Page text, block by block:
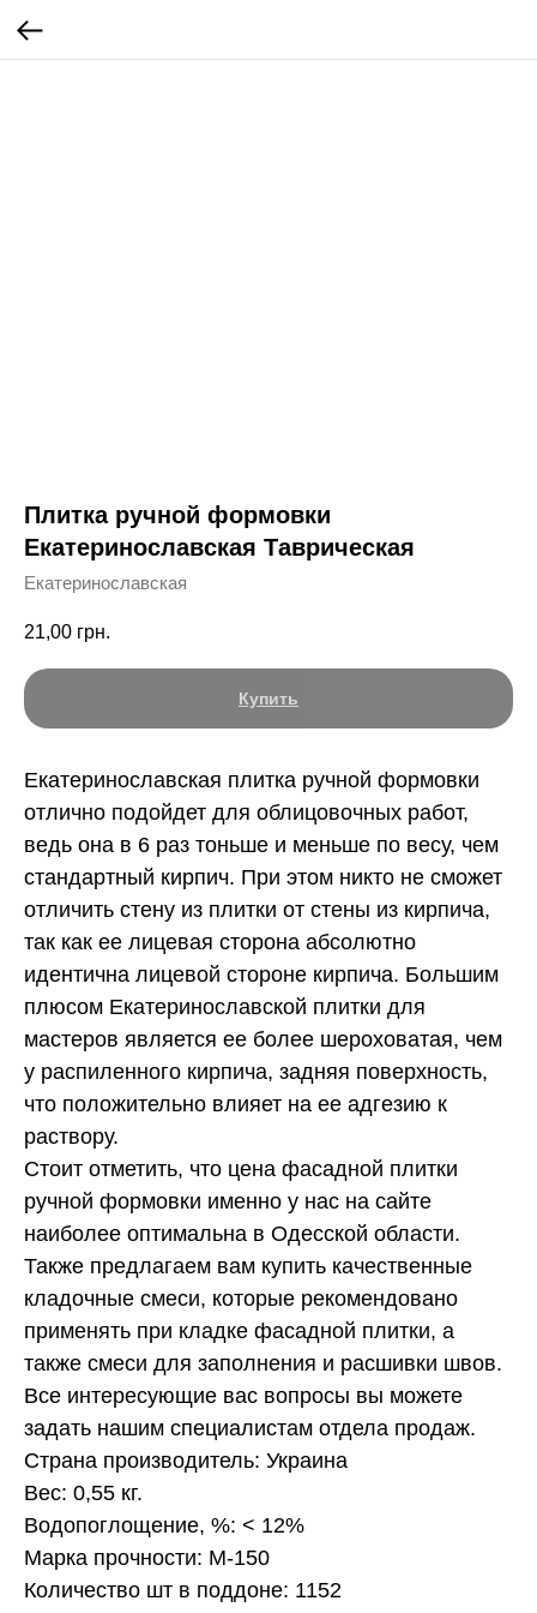
Плитка ручной формовки
Екатеринославская Таврическая
Екатеринославская
21,00 грн.
Купить
Екатеринославская плитка ручной формовки
отлично подойдет для облицовочных работ,
ведь она в 6 раз тоньше и меньше по весу, чем
стандартный кирпич. При этом никто не сможет
отличить стену из плитки от стены из кирпича,
так как ее лицевая сторона абсолютно
идентична лицевой стороне кирпича. Большим
плюсом Екатеринославской плитки для
мастеров является ее более шероховатая, чем
у распиленного кирпича, задняя поверхность,
что положительно влияет на ее адгезию к
раствору.
Стоит отметить, что цена фасадной плитки
ручной формовки именно у нас на сайте
наиболее оптимальна в Одесской области.
Также предлагаем вам купить качественные
кладочные смеси, которые рекомендовано
применять при кладке фасадной плитки, а
также смеси для заполнения и расшивки швов.
Все интересующие вас вопросы вы можете
задать нашим специалистам отдела продаж.
Страна производитель: Украина
Вес: 0,55 кг.
Водопоглощение, %: < 12%
Марка прочности: М-150
Количество шт в поддоне: 1152